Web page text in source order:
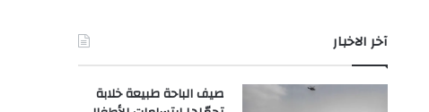
آخر الاخبار
صيف الباحة طبيعة خلابة